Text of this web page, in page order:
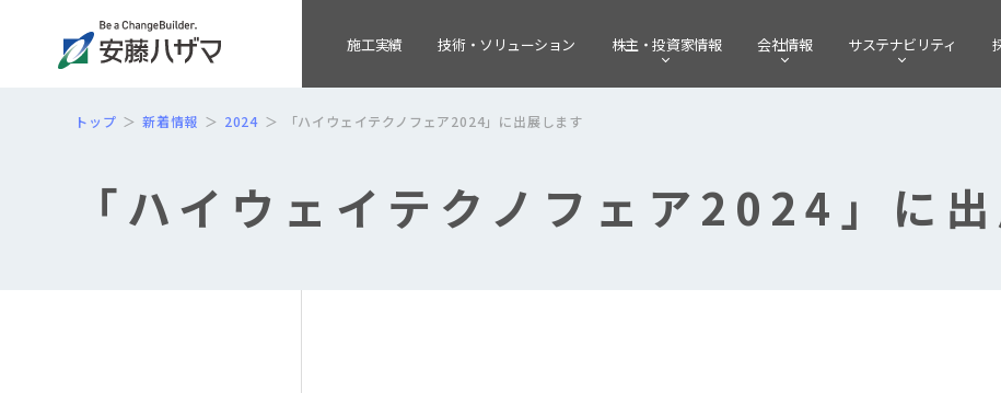
施工実績 技術・ ソリューション 株主・投資家情報 会社情報 サステナビリティ
トップ 新着情報 2024 「ハイウェイテクノフェア2024」に出展します
「ハイウェイテクノフェア2024」に